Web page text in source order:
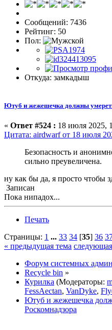
Сообщений: 7436
Рейтинг: 50
Пол:
Откуда: замкадыш
Ютуб и жежешечка должны
« Ответ #524 : 18 июля 2025,
Цитата: airdwarf от 18 июля
Безопасность и
сильно преувеличена.
ну как бы да, я просто чтобы
Записан
Пока нипадох...
Печать
Страницы: 1 ... 33 34 [35] 36
« предыдущая тема
Форум системных
Recycle bin »
Курилка (Модераторы:
FessAectan, VanDyke,
Ютуб и жежешечка
Роскомнадзора